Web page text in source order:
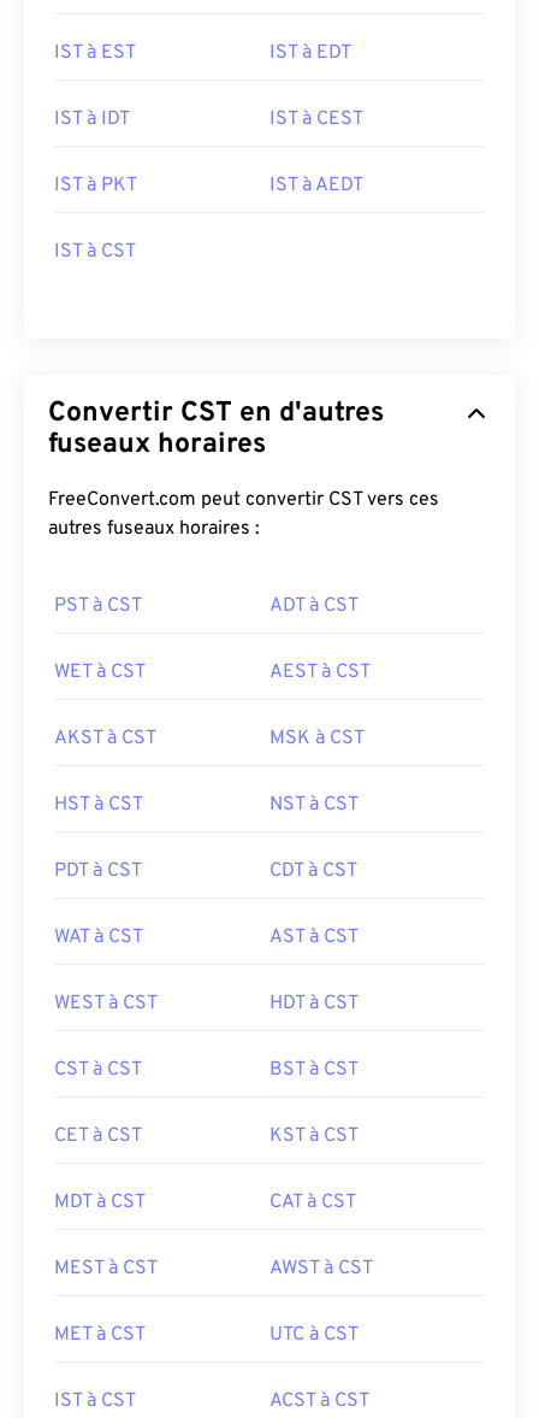
IST à EST IST à EDT
IST à IDT IST à CEST
IST à PKT IST à AEDT
IST à CST
Convertir CST en d'autres
fuseaux horaires
FreeConvert.com peut convertir CST vers ces
autres fuseaux horaires :
PST à CST ADT à CST
WET à CST AEST à CST
AKST à CST MSK à CST
HST à CST NST à CST
PDT à CST CDT à CST
WAT à CST AST à CST
WEST à CST HDT à CST
CST à CST BST à CST
CET à CST KST à CST
MDT à CST CAT à CST
MEST à CST AWST à CST
MET à CST UTC à CST
IST à CST ACST à CST